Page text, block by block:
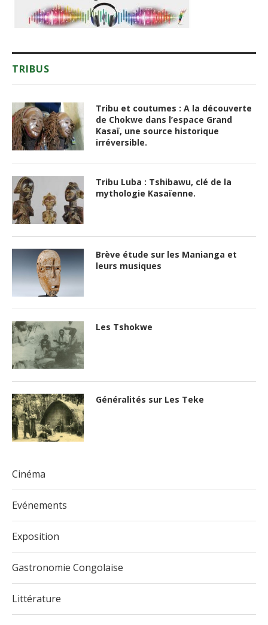
TRIBUS
Tribu et coutumes : A la découverte
de Chokwe dans l’espace Grand
Kasaï, une source historique
irréversible.
Tribu Luba : Tshibawu, clé de la
mythologie Kasaïenne.
Brève étude sur les Manianga et
leurs musiques
Les Tshokwe
Généralités sur Les Teke
Cinéma
Evénements
Exposition
Gastronomie Congolaise
Littérature